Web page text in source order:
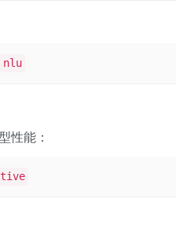
性能：